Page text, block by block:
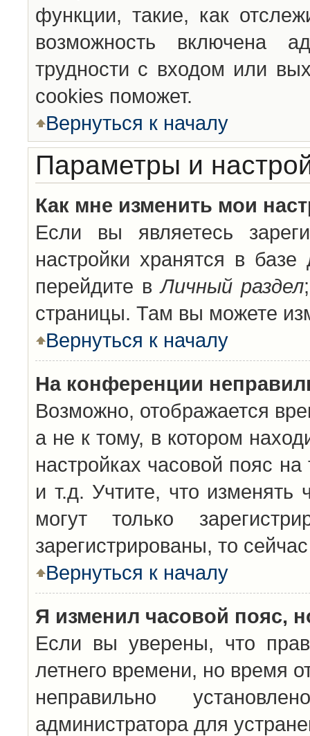
функции, такие, как
возможность включена
трудности с входом или
cookies поможет.
Вернуться к началу
Параметры и
Как мне изменить мои
Если вы являетесь
настройки хранятся в
перейдите вЛичный раздел
страницы. Там вы можете
Вернуться к началу
На конференции
Возможно, отображается
а не к тому, в котором
настройках часовой пояс
и т.д. Учтите, что изменять
могут только
зарегистрированы, то
Вернуться к началу
Я изменил часовой пояс,
Если вы уверены, что
летнего времени, но время
неправильно
администратора для